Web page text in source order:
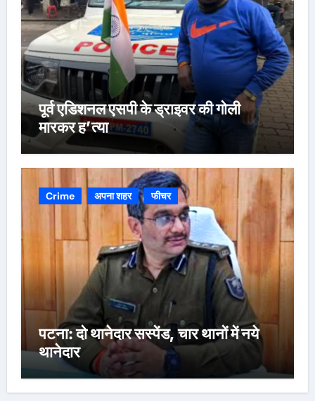
पूर्व एडिशनल एसपी के ड्राइवर की गोली
मारकर ह’त्या
Crime अपना शहर फीचर
पटना: दो थानेदार सस्पेंड, चार थानों में नये
थानेदार